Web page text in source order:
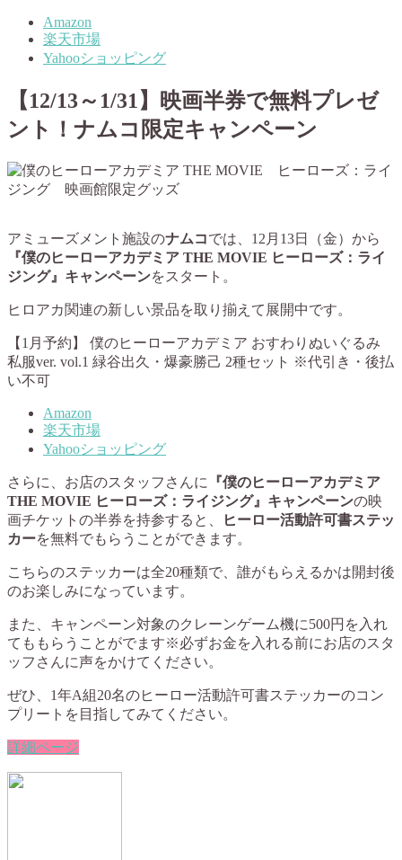
Amazon
楽天市場
Yahooショッピング
【12/13～1/31】映画半券で無料プレゼ
ント！ナムコ限定キャンペーン
アミューズメント施設のナムコでは、12月13日（金）から
『僕のヒーローアカデミア THE MOVIE ヒーローズ：ライ
ジング』キャンペーンをスタート。
ヒロアカ関連の新しい景品を取り揃えて展開中です。
【1月予約】 僕のヒーローアカデミア おすわりぬいぐるみ
私服ver. vol.1 緑谷出久・爆豪勝己 2種セット ※代引き・後払
い不可
Amazon
楽天市場
Yahooショッピング
さらに、お店のスタッフさんに
『僕のヒーローアカデミア
THE MOVIE ヒーローズ：ライジング』キャンペーンの映
画チケットの半券を持参すると、
ヒーロー活動許可書ステッ
カーを無料でもらうことができます。
こちらのステッカーは全20種類で、誰がもらえるかは開封後
のお楽しみになっています。
また、キャンペーン対象のクレーンゲーム機に500円を入れ
てももらうことがでます※必ずお金を入れる前にお店のスタ
ッフさんに声をかけてください。
ぜひ、1年A組20名のヒーロー活動許可書ステッカーのコン
プリートを目指してみてください。
詳細ページ